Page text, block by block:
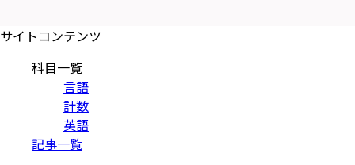
サイトコンテンツ
科目一覧
言語
計数
英語
記事一覧